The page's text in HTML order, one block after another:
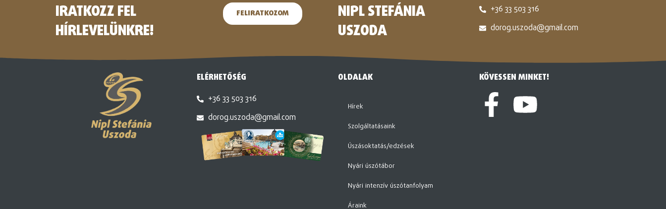
IRATKOZZ FEL
HÍRLEVELÜNKRE!
FELIRATKOZOM
NIPL STEFÁNIA
USZODA
+36 33 503 316
dorog.uszoda@gmail.com
ELÉRHETŐSÉG
+36 33 503 316
dorog.uszoda@gmail.com
OLDALAK
Hírek
Szolgáltatásaink
Úszásoktatás/edzések
Nyári úszótábor
Nyári intenzív úszótanfolyam
Áraink
KÖVESSEN MINKET!